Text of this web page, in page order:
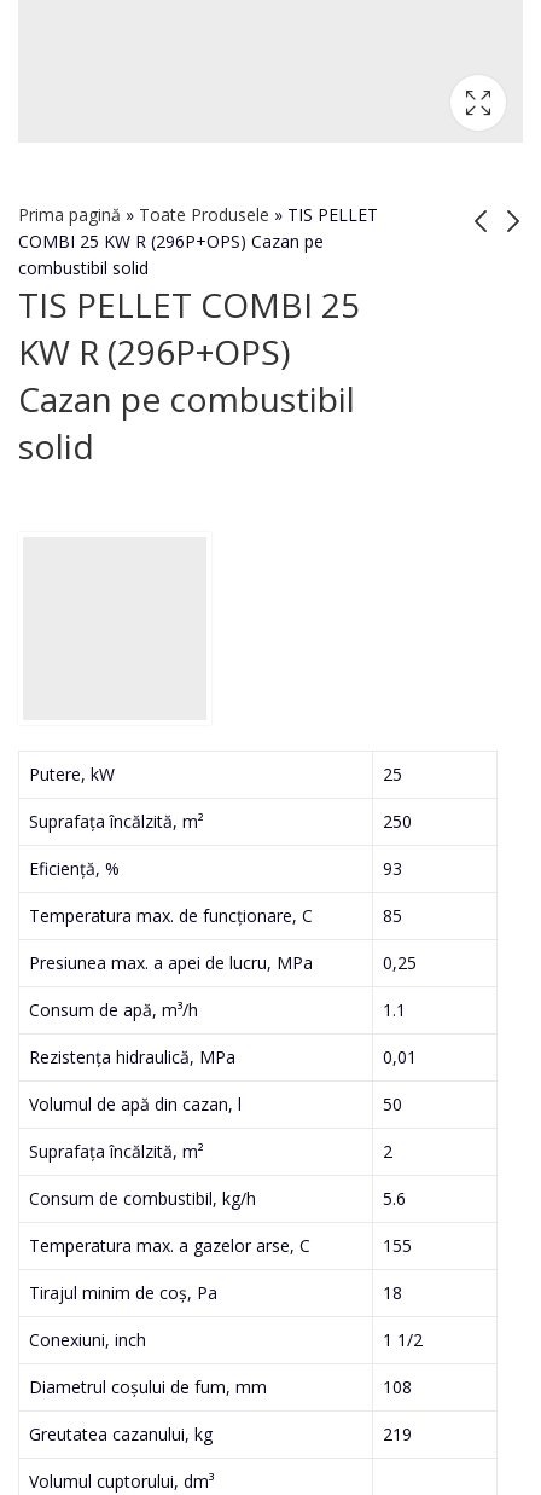
Prima pagină » Toate Produsele » TIS PELLET
COMBI 25 KW R (296P+OPS) Cazan pe
combustibil solid
TIS PELLET COMBI 25
KW R (296P+OPS)
Cazan pe combustibil
solid
TIS PELLET COMBI
25 KW R (296L+OPS)
Putere, kW 25
Suprafața încălzită, m² 250
Eficiență, % 93
Temperatura max. de funcționare, С 85
Presiunea max. a apei de lucru, MPa 0,25
Consum de apă, m³/h 1.1
Rezistența hidraulică, MPa 0,01
Volumul de apă din cazan, l 50
Suprafața încălzită, m² 2
Consum de combustibil, kg/h 5.6
Temperatura max. a gazelor arse, С 155
Tirajul minim de coș, Pa 18
Conexiuni, inch 1 1/2
Diametrul coșului de fum, mm 108
Greutatea cazanului, kg 219
Volumul cuptorului, dm³